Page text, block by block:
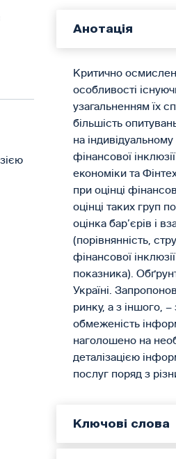
Анотація
Критично
особливості
узагальненням їх
більшість
на
фінансової
економіки та
при оцінці
оцінці таких груп
оцінка бар’єрів і
(порівнянність,
фінансової
показника).
Україні.
ринку, а з іншого,
обмеженість
наголошено на
деталізацією
послуг поряд з
Ключові слова